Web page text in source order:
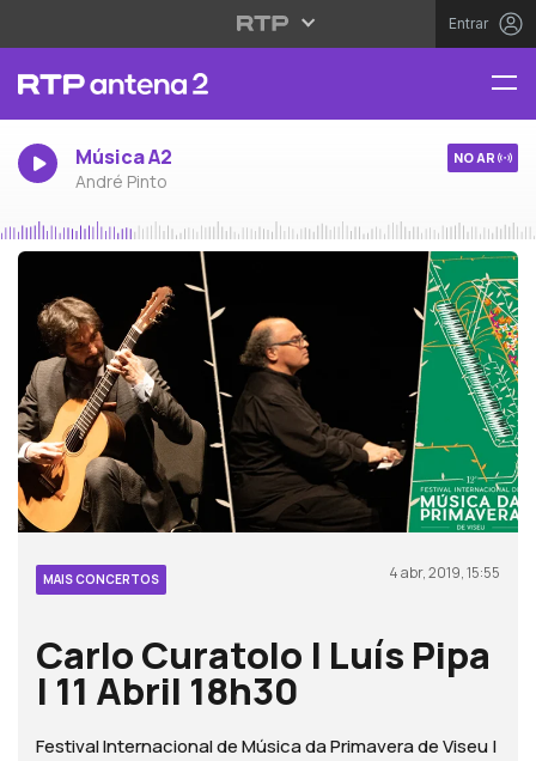
Entrar
Música A2
André Pinto
NO AR
MAIS CONCERTOS 4 abr, 2019, 15:55
Carlo Curatolo | Luís Pipa
| 11 Abril 18h30
Festival Internacional de Música da Primavera de Viseu |